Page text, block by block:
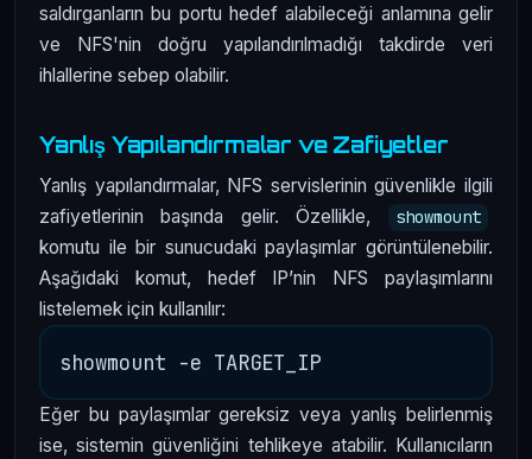
saldırganların bu portu hedef alabileceği anlamına gelir
ve NFS'nin doğru yapılandırılmadığı takdirde veri
ihlallerine sebep olabilir.
Yanlış Yapılandırmalar ve Zafiyetler
Yanlış yapılandırmalar, NFS servislerinin güvenlikle ilgili
zafiyetlerinin başında gelir. Özellikle,
showmount
komutu ile bir sunucudaki paylaşımlar görüntülenebilir.
Aşağıdaki komut, hedef IP’nin NFS paylaşımlarını
listelemek için kullanılır:
Eğer bu paylaşımlar gereksiz veya yanlış belirlenmiş
ise, sistemin güvenliğini tehlikeye atabilir. Kullanıcıların